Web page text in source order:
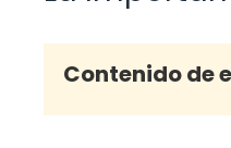
Contenido de